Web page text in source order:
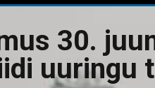
30.
uuringu